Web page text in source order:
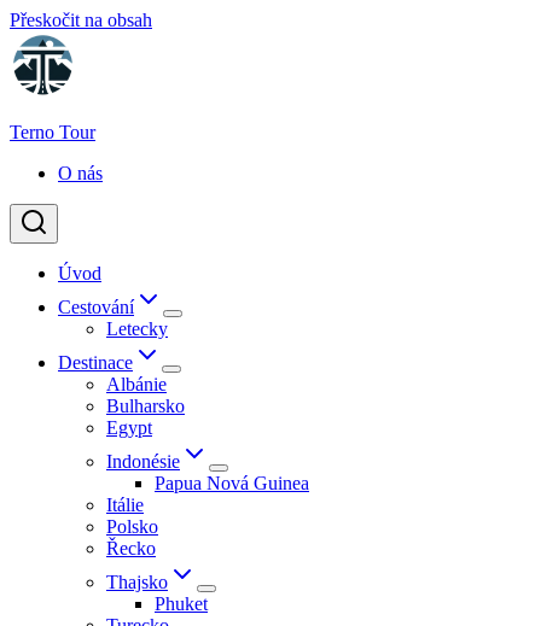
Přeskočit na obsah
Terno Tour
O nás
Úvod
Cestování
Letecky
Destinace
Albánie
Bulharsko
Egypt
Indonésie
Papua Nová Guinea
Itálie
Polsko
Řecko
Thajsko
Phuket